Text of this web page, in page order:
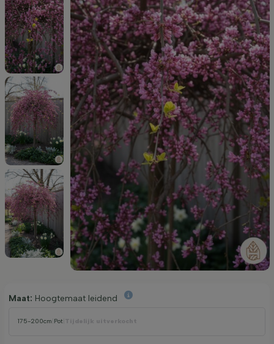
Maat: Hoogtemaat leidend
175-200cm Pot